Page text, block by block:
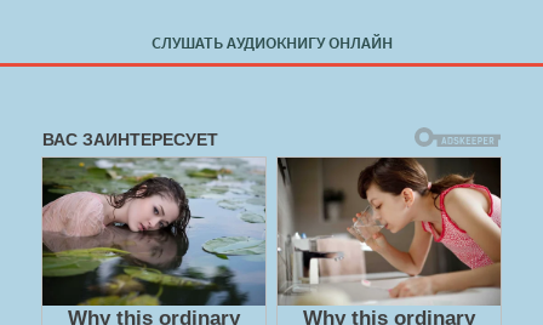
booksaudio-online.comСЛУШАТЬ АУДИОКНИГУ ОНЛАЙН